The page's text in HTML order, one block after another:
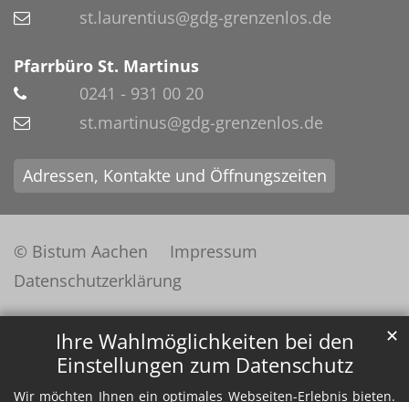
Ihre Wahlmöglichkeiten bei den
Einstellungen zum Datenschutz
Wir möchten Ihnen ein optimales Webseiten-Erlebnis bieten.
✕
st.laurentius@gdg-grenzenlos.de
Pfarrbüro St. Martinus
0241 - 931 00 20
st.martinus@gdg-grenzenlos.de
Adressen, Kontakte und Öffnungszeiten
© Bistum Aachen
Impressum
Datenschutzerklärung